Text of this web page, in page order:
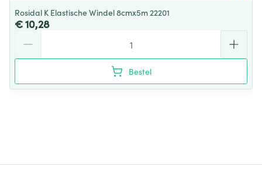
Rosidal K Elastische Windel 8cmx5m 22201
€ 10,28
Bestel